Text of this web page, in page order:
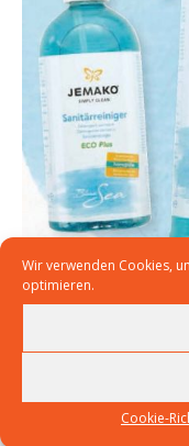
Wir verwenden Cookies,
optimieren.
Cookie-
JEMAKO
Archiv,Archiv
5. Oktober